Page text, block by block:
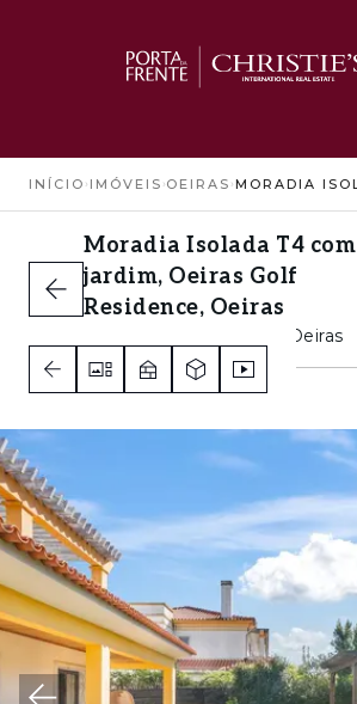
INÍCIO › IMÓVEIS ›OEIRAS ›
Moradia Isolada T4 com
jardim, Oeiras Golf
Residence, Oeiras
Oeiras Golf Residence, Oeiras
4 4 2